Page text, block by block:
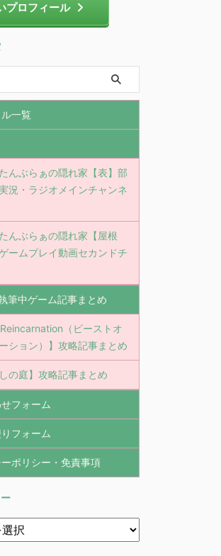
プロフィール
一覧
んぶらぁの隠れ家【表】部
況・ラジオメインチャンネ
んぶらぁの隠れ家【屋根
ームプレイ動画セカンドチ
筆中ゲーム記事まとめ
Reincarnation（ビーストオ
ション）】攻略記事まとめ
の庭】攻略記事まとめ
フォーム
フォーム
ポリシー・免責事項